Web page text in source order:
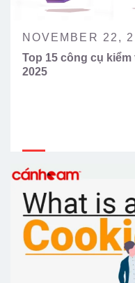
NOVEMBER 22,
Top 15 công cụ
2025